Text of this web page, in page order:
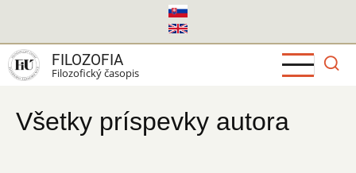
hlavný
obsah
FILOZOFIA
Filozofický časopis
Všetky príspevky autora